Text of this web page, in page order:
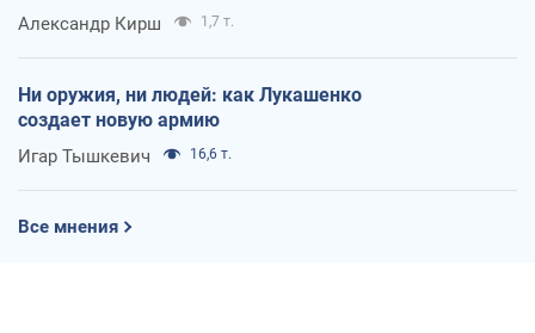
Александр Кирш 1,7 т.
Ни оружия, ни людей: как Лукашенко
создает новую армию
Игар Тышкевич 16,6 т.
Все мнения